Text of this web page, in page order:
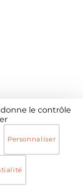
le contrôle
Personnaliser